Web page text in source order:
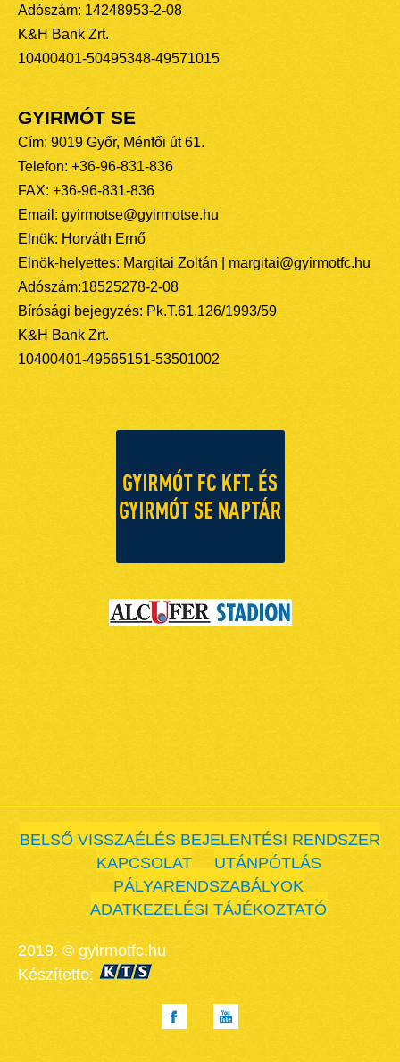
Adószám: 14248953-2-08
K&H Bank Zrt.
10400401-50495348-49571015
GYIRMÓT SE
Cím: 9019 Győr, Ménfői út 61.
Telefon: +36-96-831-836
FAX: +36-96-831-836
Email: gyirmotse@gyirmotse.hu
Elnök: Horváth Ernő
Elnök-helyettes: Margitai Zoltán | margitai@gyirmotfc.hu
Adószám:18525278-2-08
Bírósági bejegyzés: Pk.T.61.126/1993/59
K&H Bank Zrt.
10400401-49565151-53501002
BELSŐ VISSZAÉLÉS BEJELENTÉSI RENDSZER
KAPCSOLAT
UTÁNPÓTLÁS
PÁLYARENDSZABÁLYOK
ADATKEZELÉSI TÁJÉKOZTATÓ
2019. © gyirmotfc.hu
Készítette: